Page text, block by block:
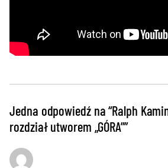
Jedna odpowiedź na “Ralph
rozdział utworem „GÓRA””